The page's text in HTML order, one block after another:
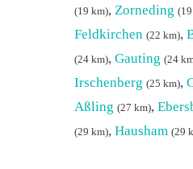
(19 km), Zorneding
Feldkirchen (22 km),
(24 km), Gauting (24
Irschenberg (25 km),
Aßling (27 km),
(29 km), Hausham (29